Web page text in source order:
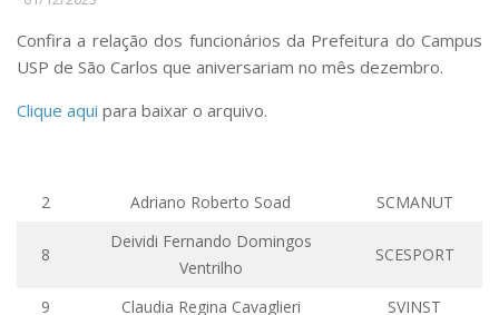
Gestão atual
Missão e Valores
Divisões e Seções
Comissões Internas
Administrativo e Financeiro
Confira a relação dos funcionários da Prefeitura do Campus
USP de São Carlos que aniversariam no mês dezembro.
Clique aqui para baixar o arquivo.
2 Adriano Roberto Soad SCMANUT
8
Deividi Fernando Domingos
Ventrilho
SCESPORT
9 Claudia Regina Cavaglieri
SVINST